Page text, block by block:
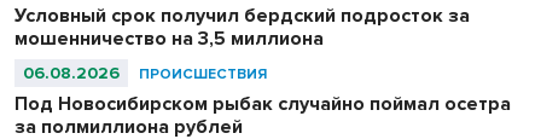
Условный срок получил бердский подросток за
мошенничество на 3,5 миллиона
06.08.2026 ПРОИСШЕСТВИЯ
Под Новосибирском рыбак случайно поймал осетра
за полмиллиона рублей